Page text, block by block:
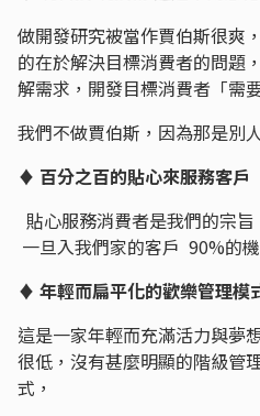
做開發研究被當作賈伯斯很爽
的在於解決目標消費者的問題
解需求，開發目標消費者「需
我們不做賈伯斯，因為那是別
♦ 百分之百的貼心來服務客戶
貼心服務消費者是我們的宗
一旦入我們家的客戶 90%的
♦ 年輕而扁平化的歡樂管理模
這是一家年輕而充滿活力與夢
很低，沒有甚麼明顯的階級管
式，